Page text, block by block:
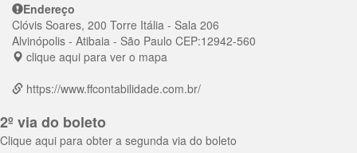
Endereço
Clóvis Soares, 200 Torre Itália - Sala 206
Alvinópolis - Atibaia - São Paulo CEP:12942-560
clique aqui para ver o mapa
https://www.ffcontabilidade.com.br/
2º via do boleto
Clique aqui para obter a segunda via do boleto